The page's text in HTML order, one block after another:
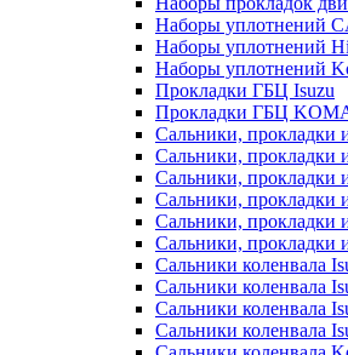
Наборы уплотнений
Наборы уплотнений
Наборы уплотнений
Прокладки ГБЦ Isuzu
Прокладки ГБЦ
Сальники, прокладки
Сальники, прокладки
Сальники, прокладки
Сальники, прокладки
Сальники, прокладки
Сальники, прокладки
Сальники коленвала
Сальники коленвала
Сальники коленвала
Сальники коленвала